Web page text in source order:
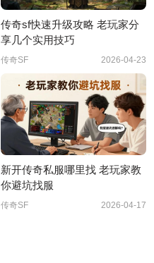
传奇sf快速升级攻略 老玩家分
享几个实用技巧
传奇SF 2026-04-23
新开传奇私服哪里找 老玩家教
你避坑找服
传奇SF 2026-04-17